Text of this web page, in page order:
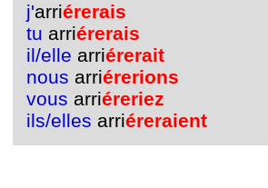
j'arriérerais
tu arriérerais
il/elle arriérerait
nous arriérerions
vous arriéreriez
ils/elles arriéreraient